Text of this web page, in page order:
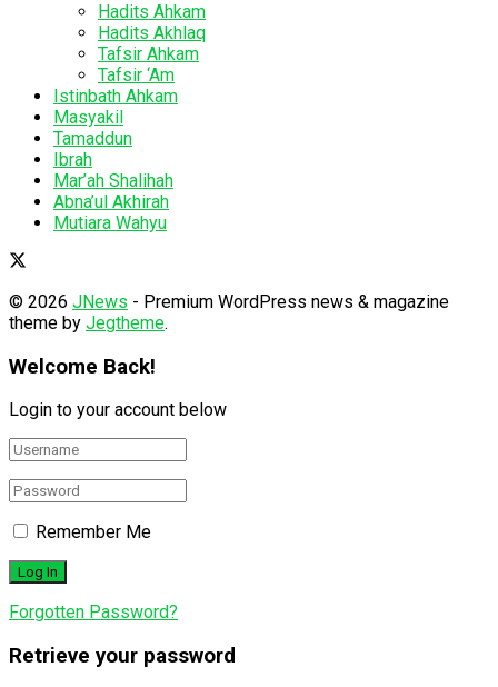
Hadits Ahkam
Hadits Akhlaq
Tafsir Ahkam
Tafsir ‘Am
Istinbath Ahkam
Masyakil
Tamaddun
Ibrah
Mar’ah Shalihah
Abna’ul Akhirah
Mutiara Wahyu
© 2026 JNews - Premium WordPress news & magazine
theme by Jegtheme.
Welcome Back!
Login to your account below
Remember Me
Forgotten Password?
Retrieve your password